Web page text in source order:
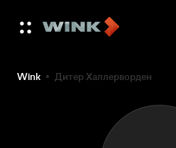
Wink Дитер Халлерворден